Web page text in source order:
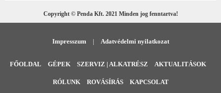
Copyright © Penda Kft. 2021 Minden jog fenntartva!
Impresszum | Adatvédelmi nyilatkozat
FŐOLDAL GÉPEK SZERVIZ | ALKATRÉSZ AKTUALITÁSOK
RÓLUNK ROVÁSÍRÁS KAPCSOLAT